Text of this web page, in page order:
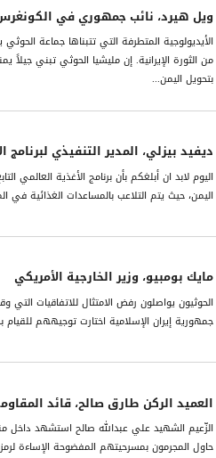
ويل هيرد، نائب جمهوري في
الأيديولوجية المتطرفة التي تتبناها جماعة
من الثورة الإيرانية. إن مليشيا الحوثي تبني
بتحويل اليمن...
ديفيد بيزلي، المدير التنفيذي لبرنامج
اليوم لابد ان أبلغكم بأن برنامج الأغذية
اليمن، حيث يتم التلاعب بالمساعدات الغذائية
مايك بومبيو، وزير الخارجية الأمريكي
الحوثيون يواصلون رفض الامتثال للاتفاقيات
جمهورية إيران الإسلامية اختارت توجيههم
العميد الركن طارق صالح، قائد
الزّعيم الشهيد علي عبدالله صالح استشهد داخل
حاول المجرمون بمسرحيتهم المفضوحة الإساءة